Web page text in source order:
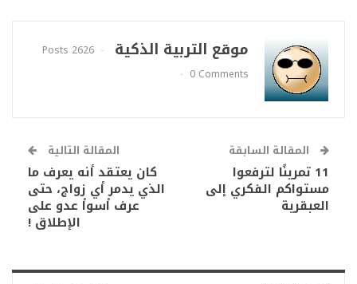
موقع التربية الذكية
2626 Posts
0 Comments
المقالة السابقة
11 تمرينًا لترفعوا
مستواكم الفكري إلى
العبقرية
المقالة التالية
كان يعتقد أنه يعرف ما
الذي يدمر أي زواج، حتى
عرف أسوأ عدو على
الإطلاق !